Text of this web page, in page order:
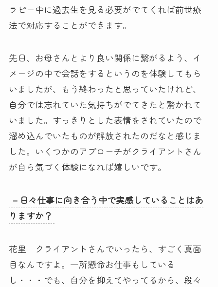
ラピー中に過去生を見る必要がでてくれば前世療
法で対応することができます。
先日、お母さんとより良い関係に繋がるよう、イ
メージの中で会話をするというのを体験してもら
いましたが、もう終わったと思っていたけれど、
自分では忘れていた気持ちがでてきたと驚かれて
いました。すっきりとした表情をされていたので
溜め込んでいたものが解放されたのだなと感じま
した。いくつかのアプローチがクライアントさん
が自ら気づく体験になれば嬉しいです。
－日々仕事に向き合う中で実感していることはあ
りますか？
花里 クライアントさんでいったら、すごく真面
目なんですよ。一所懸命お仕事もしている
し・・・でも、自分を抑えてやってるから、段々